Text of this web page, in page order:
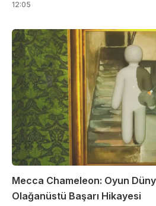
12:05
Mecca Chameleon: Oyun
Olağanüstü Başarı Hikayesi